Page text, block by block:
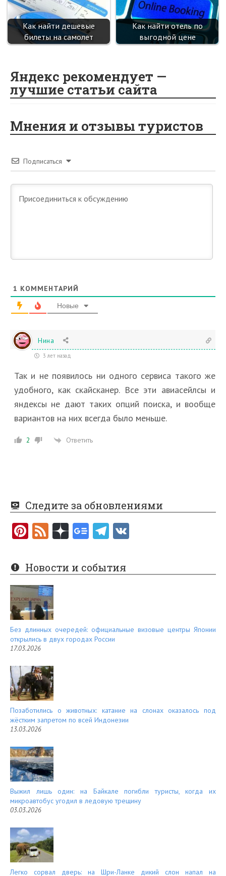
Как найти дешевые
билеты на самолет
Как найти отель по
выгодной цене
Яндекс рекомендует —
лучшие статьи сайта
Мнения и отзывы туристов
Подписаться
1 КОММЕНТАРИЙ
Новые
Нина
3 лет назад
Так и не появилось ни одного сервиса такого же
удобного, как скайсканер. Все эти авиасейлсы и
яндексы не дают таких опций поиска, и вообще
вариантов на них всегда было меньше.
2 Ответить
Следите за обновлениями
Pi
er
es
t
F
e
d
Новости и события
Без длинных очередей: официальные визовые центры Японии
открылись в двух городах России
17.03.2026
Позаботились о животных: катание на слонах оказалось под
жёстким запретом по всей Индонезии
13.03.2026
Выжил лишь один: на Байкале погибли туристы, когда их
микроавтобус угодил в ледовую трещину
03.03.2026
Легко сорвал дверь: на Шри-Ланке дикий слон напал на